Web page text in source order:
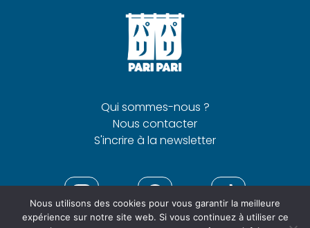
Qui sommes-nous ?
Nous contacter
S'incrire à la newsletter
Nous utilisons des cookies pour vous garantir la meilleure
expérience sur notre site web. Si vous continuez à utiliser ce